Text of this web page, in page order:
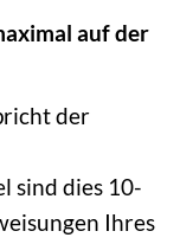
auf der
der
sind dies 10-
Ihres